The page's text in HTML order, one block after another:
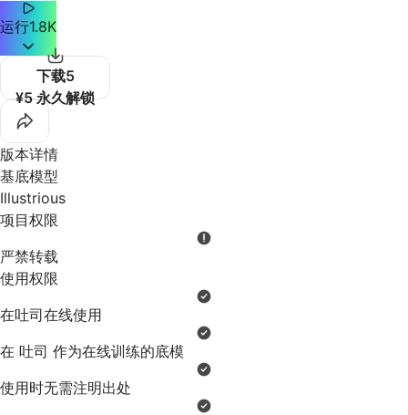
运行1.8K
下载5
¥5 永久解锁
版本详情
基底模型
Illustrious
项目权限
严禁转载
使用权限
在吐司在线使用
在 吐司 作为在线训练的底模
使用时无需注明出处